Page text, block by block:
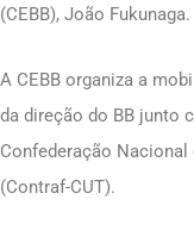
(CEBB), João Fukunaga.
A CEBB organiza a
da direção do BB junto
Confederação
(Contraf-CUT).